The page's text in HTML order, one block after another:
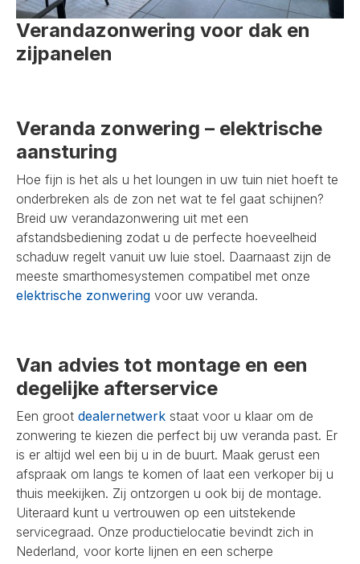
Verandazonwering voor dak en
zijpanelen
Veranda zonwering – elektrische
aansturing
Hoe fijn is het als u het loungen in uw tuin niet hoeft te
onderbreken als de zon net wat te fel gaat schijnen?
Breid uw verandazonwering uit met een
afstandsbediening zodat u de perfecte hoeveelheid
schaduw regelt vanuit uw luie stoel. Daarnaast zijn de
meeste smarthomesystemen compatibel met onze
elektrische zonwering voor uw veranda.
Van advies tot montage en een
degelijke afterservice
Een groot dealernetwerk staat voor u klaar om de
zonwering te kiezen die perfect bij uw veranda past. Er
is er altijd wel een bij u in de buurt. Maak gerust een
afspraak om langs te komen of laat een verkoper bij u
thuis meekijken. Zij ontzorgen u ook bij de montage.
Uiteraard kunt u vertrouwen op een uitstekende
servicegraad. Onze productielocatie bevindt zich in
Nederland, voor korte lijnen en een scherpe